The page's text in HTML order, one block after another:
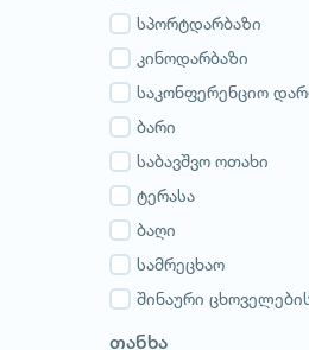
სპორტდარბაზი
კინოდარბაზი
საკონფერენციო
ბარი
საბავშვო ოთახი
ტერასა
ბაღი
სამრეცხაო
შინაური
თანხა